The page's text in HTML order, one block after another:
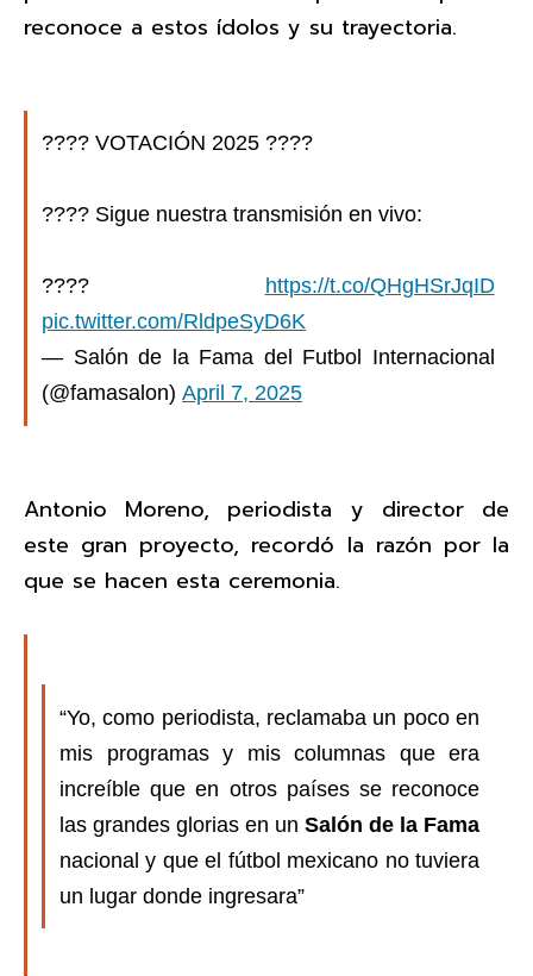
reconoce a estos ídolos y su trayectoria.
???? VOTACIÓN 2025 ????
???? Sigue nuestra transmisión en vivo:
????
https://t.co/QHgHSrJqID
pic.twitter.com/RldpeSyD6K
— Salón de la Fama del Futbol Internacional
(@famasalon) April 7, 2025
Antonio Moreno, periodista y director de
este gran proyecto, recordó la razón por la
que se hacen esta ceremonia.
“Yo, como periodista, reclamaba un poco en
mis programas y mis columnas que era
increíble que en otros países se reconoce
las grandes glorias en un Salón de la Fama
nacional y que el fútbol mexicano no tuviera
un lugar donde ingresara”